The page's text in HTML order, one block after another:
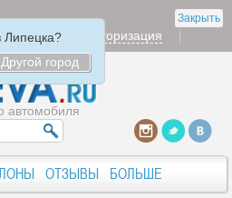
Закрыть
Липецка?
Другой город
Авторизация
автомобиля
ОТЗЫВЫ БОЛЬШЕ